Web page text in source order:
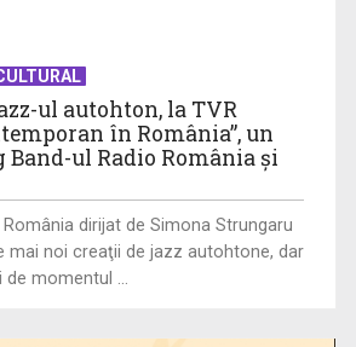
ul autohton, la TVR
în România”, un
Band-ul Radio România şi
România dirijat de Simona Strungaru
mai noi creaţii de jazz autohtone, dar
momentul ...